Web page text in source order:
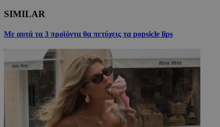
SIMILAR
Με αυτά τα 3 προϊόντα θα πετύχεις τα popsicle lips